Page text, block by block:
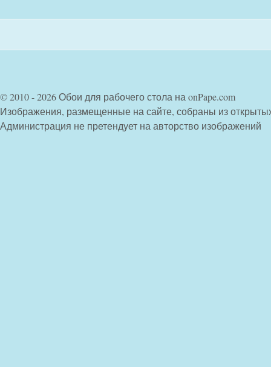
© 2010 - 2026 Обои для рабочего стола на onPape.com
Изображения, размещенные на сайте, собраны из
Администрация не претендует на авторство изображений